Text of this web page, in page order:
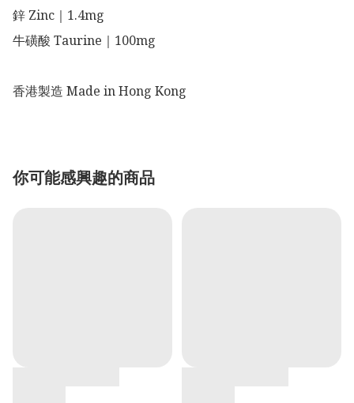
鋅 Zinc｜1.4mg
牛磺酸 Taurine｜100mg
香港製造 Made in Hong Kong
你可能感興趣的商品